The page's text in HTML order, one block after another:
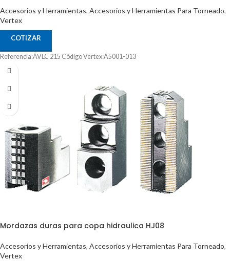
Accesorios y Herramientas, Accesorios y Herramientas Para Torneado,
Vertex
COTIZAR
Referencia:ÁVLC 215 Código Vertex:Á5001-013
Mordazas duras para copa hidraulica HJ08
Accesorios y Herramientas, Accesorios y Herramientas Para Torneado,
Vertex